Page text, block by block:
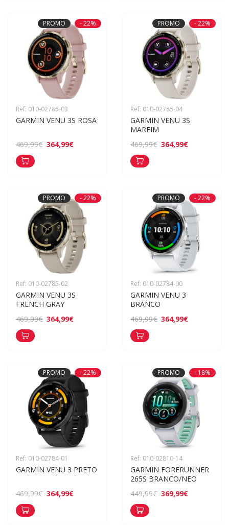
PROMO - 22%
Ref: 010-02785-03
GARMIN VENU 3S ROSA
469,99€ 364,99€
PROMO - 22%
Ref: 010-02785-04
GARMIN VENU 3S
MARFIM
469,99€ 364,99€
PROMO - 22%
Ref: 010-02785-02
GARMIN VENU 3S
FRENCH GRAY
469,99€ 364,99€
PROMO - 22%
Ref: 010-02784-00
GARMIN VENU 3
BRANCO
469,99€ 364,99€
PROMO - 22%
Ref: 010-02784-01
GARMIN VENU 3 PRETO
469,99€ 364,99€
PROMO - 18%
Ref: 010-02810-14
GARMIN FORERUNNER
265S BRANCO/NEO
449,99€ 369,99€